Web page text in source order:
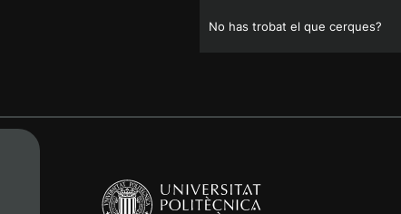
No has trobat el que cerques?